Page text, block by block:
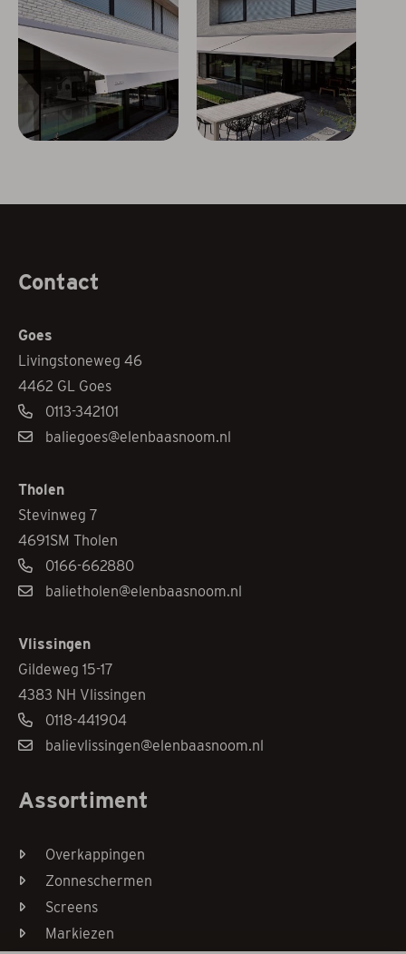
Contact
Goes
Livingstoneweg 46
4462 GL Goes
0113-342101
baliegoes@elenbaasnoom.nl
Tholen
Stevinweg 7
4691SM Tholen
0166-662880
balietholen@elenbaasnoom.nl
Vlissingen
Gildeweg 15-17
4383 NH Vlissingen
0118-441904
balievlissingen@elenbaasnoom.nl
Assortiment
Overkappingen
Zonneschermen
Screens
Markiezen